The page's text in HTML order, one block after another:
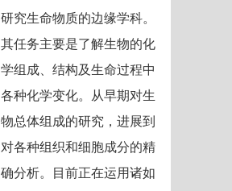
研究生命物质的边缘学科。
其任务主要是了解生物的化
学组成、结构及生命过程中
各种化学变化。从早期对生
物总体组成的研究，进展到
对各种组织和细胞成分的精
确分析。目前正在运用诸如